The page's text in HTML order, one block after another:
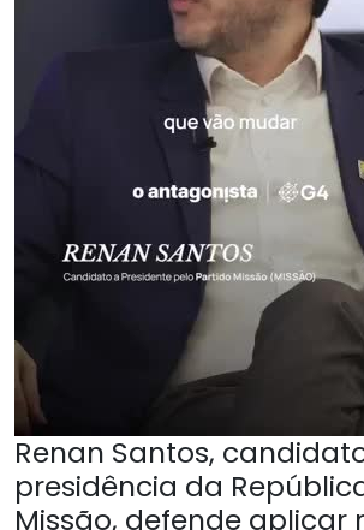
Renan Santos,
presidência da
Missão, defende aplicar